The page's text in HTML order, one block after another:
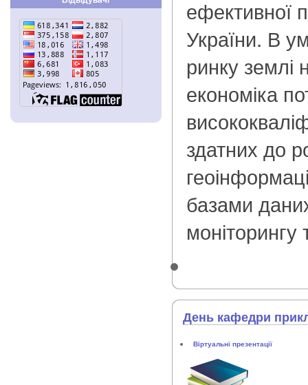
ефективної
України. В
ринку землі
економіка
здатних до
базами
моніторингу
День кафедри
Віртуальні презентації